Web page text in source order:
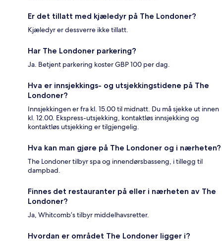
Er det tillatt med kjæledyr på The Londoner?
Kjæledyr er dessverre ikke tillatt.
Har The Londoner parkering?
Ja. Betjent parkering koster GBP 100 per dag.
Hva er innsjekkings- og utsjekkingstidene på The
Londoner?
Innsjekkingen er fra kl. 15.00 til midnatt. Du må sjekke ut innen
kl. 12.00. Ekspress-utsjekking, kontaktløs innsjekking og
kontaktløs utsjekking er tilgjengelig.
Hva kan man gjøre på The Londoner og i nærheten?
The Londoner tilbyr spa og innendørsbasseng, i tillegg til
dampbad.
Finnes det restauranter på eller i nærheten av The
Londoner?
Ja, Whitcomb’s tilbyr middelhavsretter.
Hvordan er området The Londoner ligger i?